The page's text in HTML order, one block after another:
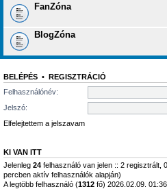
FanZóna
BlogZóna
BELÉPÉS • REGISZTRÁCIÓ
Felhasználónév:
Jelszó:
Elfelejtettem a jelszavam
KI VAN ITT
Jelenleg 24 felhasználó van jelen :: 2 regisztrált,
percben aktív felhasználók alapján)
A legtöbb felhasználó (1312 fő) 2026.02.09.